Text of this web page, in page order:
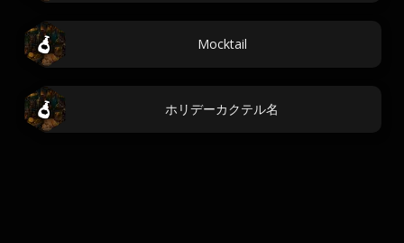
Mocktail
ホリデーカクテル名